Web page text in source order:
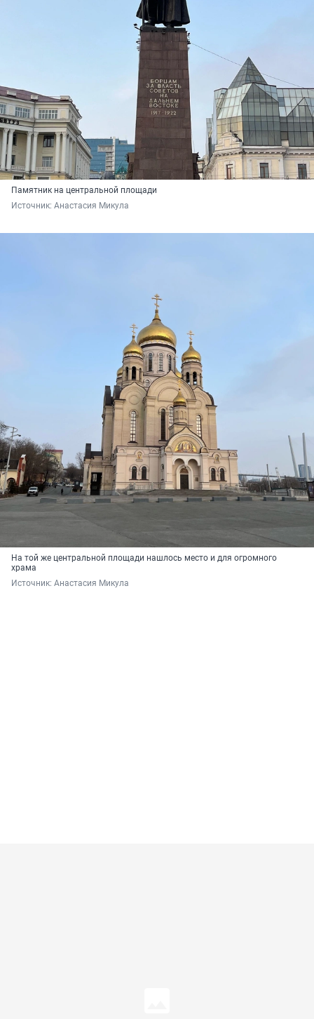
Памятник на центральной площади
Источник: Анастасия Микула
На той же центральной площади нашлось место и для огромного
храма
Источник: Анастасия Микула